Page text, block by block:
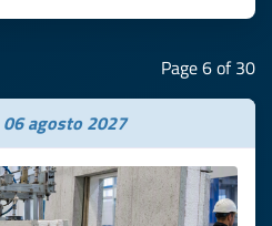
Page 6 of 30
06 agosto 2027